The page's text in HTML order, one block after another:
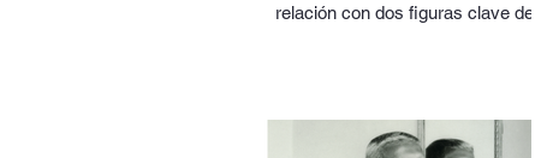
relación con dos figuras clave del
ilustradora. Artista de performance
y fotógrafa. Introvertide y